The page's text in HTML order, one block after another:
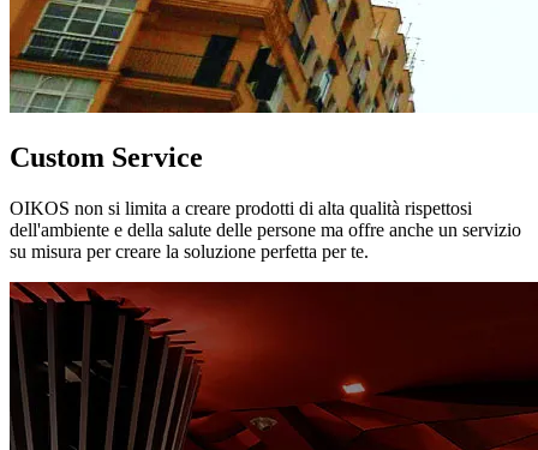
Custom Service
OIKOS non si limita a creare prodotti di alta qualità rispettosi
dell'ambiente e della salute delle persone ma offre anche un servizio
su misura per creare la soluzione perfetta per te.